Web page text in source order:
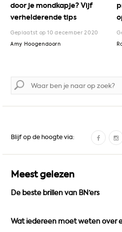
door je mondkapje? Vijf
verhelderende tips
Geplaatst op 10 december 2020
Amy Hoogendoorn
Zoek
naar:
Blijf op de hoogte via:
F
a
o
I
n
m
Meest gelezen
De beste brillen van BN’ers
Wat iedereen moet weten over